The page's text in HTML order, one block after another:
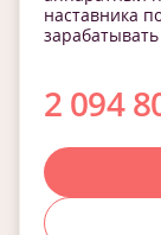
наставника
2 094